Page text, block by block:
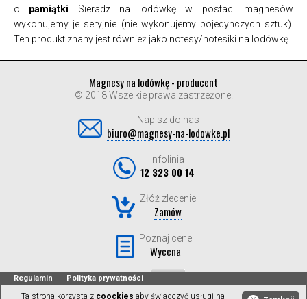
o pamiątki Sieradz na lodówkę w postaci magnesów
wykonujemy je seryjnie (nie wykonujemy pojedynczych sztuk).
Ten produkt znany jest również jako notesy/notesiki na lodówkę.
Magnesy na lodówkę - producent
© 2018 Wszelkie prawa zastrzeżone.
Napisz do nas
biuro@magnesy-na-lodowke.pl
Infolinia
12 323 00 14
Złóż zlecenie
Zamów
Poznaj cene
Wycena
Regulamin Polityka prywatności
Ta strona korzysta z coockies aby świadczyć usługi na